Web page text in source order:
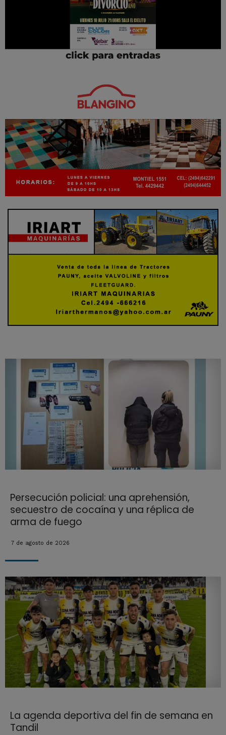
Persecución policial: una aprehensión,
secuestro de cocaína y una réplica de
arma de fuego
7 de agosto de 2026
La agenda deportiva del fin de semana en
Tandil